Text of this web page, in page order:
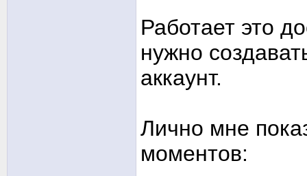
Работает это
нужно
аккаунт.
Лично мне
моментов: